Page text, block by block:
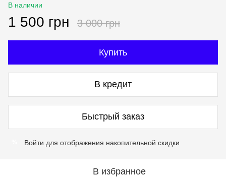
В наличии
1 500 грн 3 000 грн
Купить
В кредит
Быстрый заказ
Войти для отображения накопительной скидки
В избранное